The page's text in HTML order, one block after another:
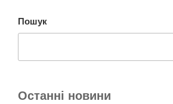
Пошук
Останні новини